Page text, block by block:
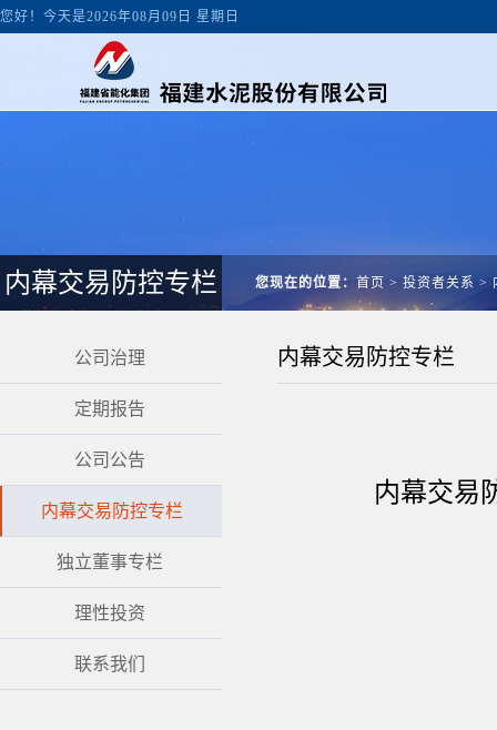
您好！今天是2026年08月09日 星期日
内幕交易防控专栏 您现在的位置： 首页 > 投资者关系 >
公司治理
定期报告
公司公告
内幕交易防控专栏
独立董事专栏
理性投资
联系我们
内幕交易防控专栏
内幕交易